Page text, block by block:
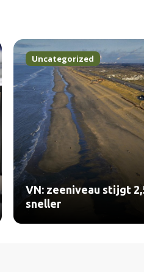
Uncategorized
VN: zeeniveau stijgt
sneller